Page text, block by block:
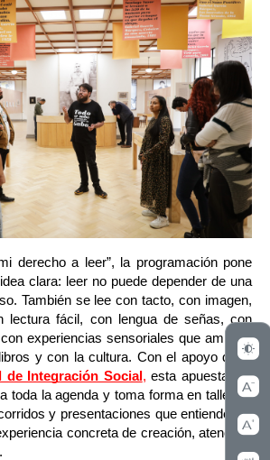
derecho a leer”, la programación pone
clara: leer no puede depender de una
También se lee con tacto, con imagen,
lectura fácil, con lengua de señas, con
experiencias sensoriales que amplían
la relación con los libros y con la cultura. Con el apoyo de la
de Integración Social , esta apuesta por
toda la agenda y toma forma en talleres,
y presentaciones que entienden el
concreta de creación, atención,